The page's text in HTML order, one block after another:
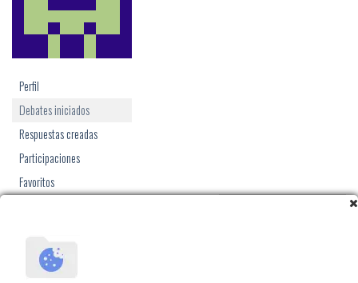
Perfil
Debates iniciados
Respuestas creadas
Participaciones
Favoritos